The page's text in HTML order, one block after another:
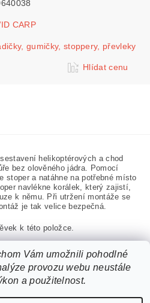
CARP
gumičky, stoppery, převleky
Hlídat cenu
helikoptérových a chod
bez olověného jádra. Pomocí
stoper a natáhne na potřebné místo
navlékne korálek, který zajistí,
k němu. Při utržení montáže se
je tak velice bezpečná.
k této položce.
Vám umožnili pohodlné
provozu webu neustále
a použitelnost.